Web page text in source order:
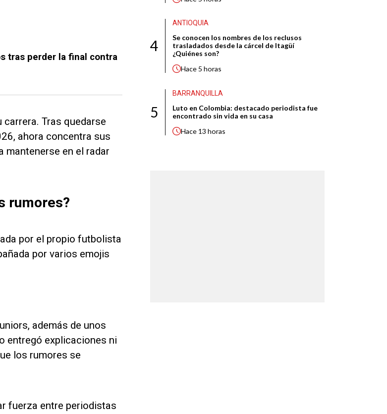
tras perder la final contra
Tras quedarse
ahora concentra sus
en el radar
rumores?
por el propio futbolista
por varios emojis
además de unos
entregó explicaciones ni
los rumores se
fuerza entre periodistas
4
ANTIOQUIA
Se conocen los nombres de los reclusos
trasladados desde la cárcel de Itagüí
¿Quiénes son?
Hace 5 horas
5
BARRANQUILLA
Luto en Colombia: destacado periodista fue
encontrado sin vida en su casa
Hace 13 horas